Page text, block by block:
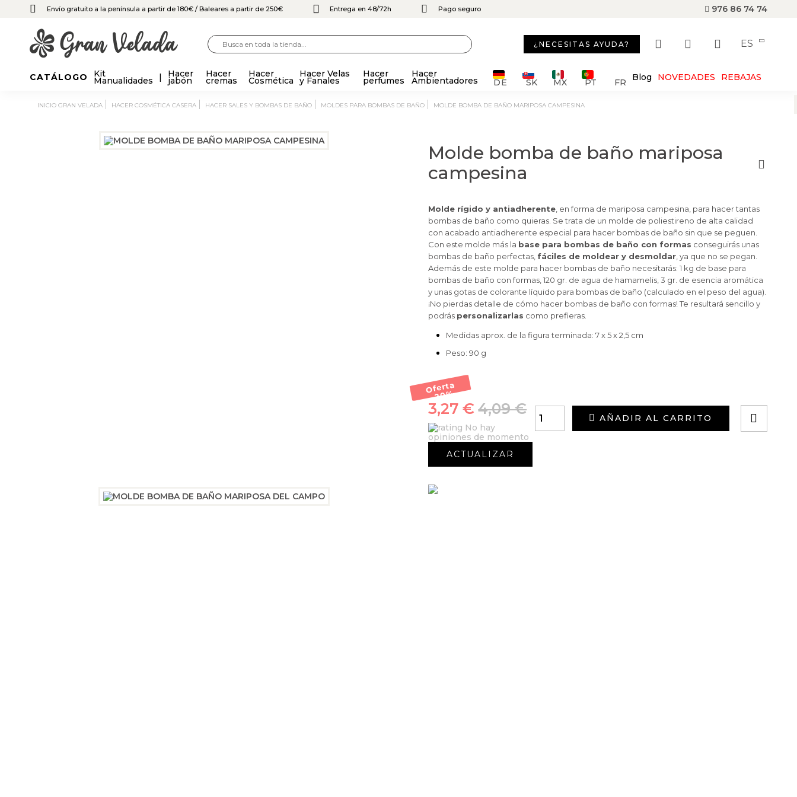
Envío gratuito a la península a partir de 180€ / Baleares a partir de 250€ Entrega en 48/72h Pago seguro 976 86 74 74
¿NECESITAS AYUDA? ES
CATÁLOGO Kit
Manualidades
Hacer
jabón
Hacer
cremas
Hacer
Cosmética
Hacer Velas
y Fanales
Hacer
perfumes
Hacer
Ambientadores DE SK MX PT FR Blog NOVEDADES REBAJAS
INICIO GRAN VELADA HACER COSMÉTICA CASERA HACER SALES Y BOMBAS DE BAÑO MOLDES PARA BOMBAS DE BAÑO MOLDE BOMBA DE BAÑO MARIPOSA CAMPESINA
Molde bomba de baño mariposa
campesina
Molde rígido y antiadherente , en forma de mariposa campesina, para hacer tantas
bombas de baño como quieras. Se trata de un molde de poliestireno de alta calidad
con acabado antiadherente especial para hacer bombas de baño sin que se peguen.
Con este molde más la base para bombas de baño con formas conseguirás unas
bombas de baño perfectas, fáciles de moldear y desmoldar , ya que no se pegan.
Además de este molde para hacer bombas de baño necesitarás: 1 kg de base para
bombas de baño con formas, 120 gr. de agua de hamamelis, 3 gr. de esencia aromática
y unas gotas de colorante líquido para bombas de baño (calculado en el peso del agua).
¡No pierdas detalle de cómo hacer bombas de baño con formas! Te resultará sencillo y
podrás personalizarlas como prefieras.
Medidas aprox. de la figura terminada: 7 x 5 x 2,5 cm
Peso: 90 g
Oferta
-20
%
4,09 €
3,27 €
No hay
opiniones de momento
AÑADIR AL CARRITO